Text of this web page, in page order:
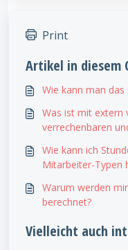
Print
Artikel in diesem
Wie kann man
Was ist mit extern
verrechenbaren
Wie kann ich
Mitarbeiter-Typen
Warum werden
berechnet?
Vielleicht auch